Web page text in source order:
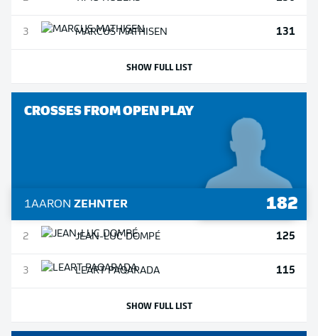
3 MARCUSMATHISEN 131
SHOW FULL LIST
CROSSES FROM OPEN PLAY
1AARON ZEHNTER 182
2 JEAN-LUCDOMPÉ 125
3 LEARTPAQARADA 115
SHOW FULL LIST